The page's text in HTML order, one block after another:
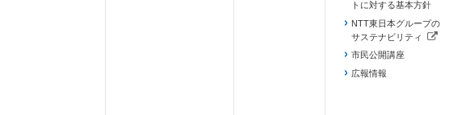
トに対する基本方針
NTT東日本グループの
サステナビリティ
（新しいタブで開きます）
市民公開講座
広報情報